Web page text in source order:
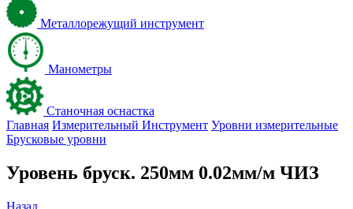
Металлорежущий инструмент
Манометры
Станочная оснастка
Главная Измерительный Инструмент Уровни измерительные
Брусковые уровни
Уровень бруск. 250мм 0.02мм/м ЧИЗ
Назад